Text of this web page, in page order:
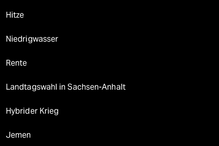
Hitze
Niedrigwasser
Rente
Landtagswahl in Sachsen-Anhalt
Hybrider Krieg
Jemen